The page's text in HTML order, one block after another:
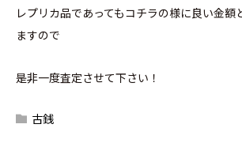
レプリカ品であってもコチラの様に良い金額
ますので
是非一度査定させて下さい！
古銭